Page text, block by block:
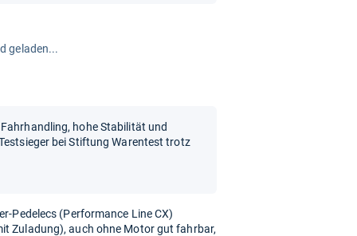
geladen...
hohe Stabilität und
bei Stiftung Warentest trotz
Pedelecs (Performance Line CX)
Zuladung), auch ohne Motor gut fahrbar,